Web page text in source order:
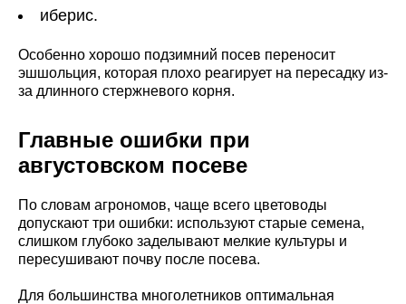
иберис.
Особенно хорошо подзимний посев переносит
эшшольция, которая плохо реагирует на пересадку из-
за длинного стержневого корня.
Главные ошибки при
августовском посеве
По словам агрономов, чаще всего цветоводы
допускают три ошибки: используют старые семена,
слишком глубоко заделывают мелкие культуры и
пересушивают почву после посева.
Для большинства многолетников оптимальная